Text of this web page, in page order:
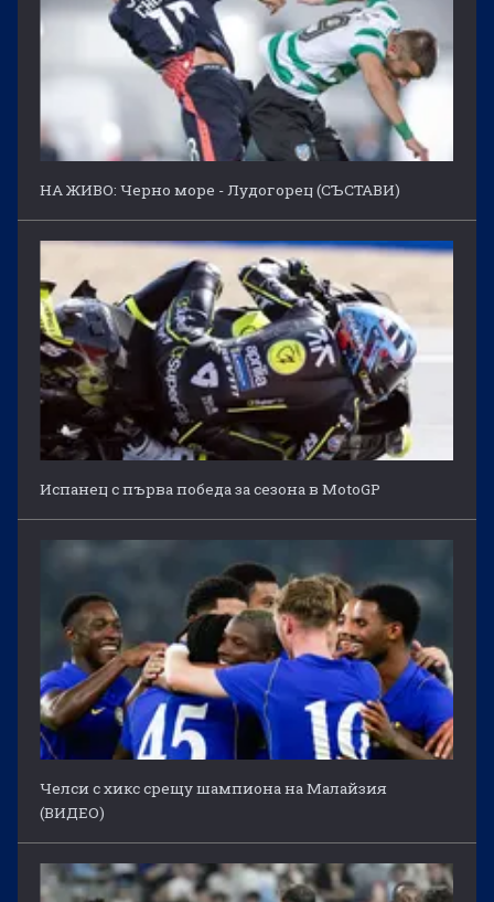
НА ЖИВО: Черно море - Лудогорец (СЪСТАВИ)
Испанец с първа победа за сезона в MotoGP
Челси с хикс срещу шампиона на Малайзия
(ВИДЕО)